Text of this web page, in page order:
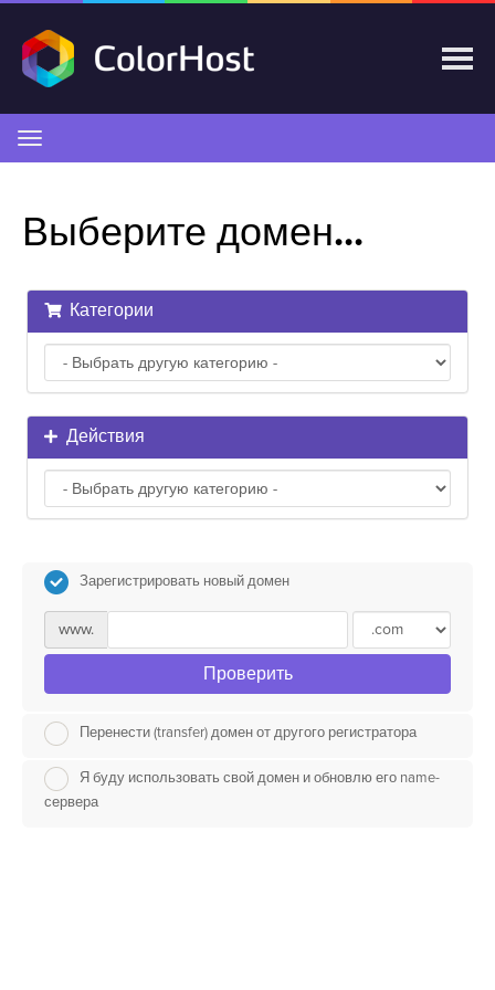
навигацию
Выберите домен...
Категории
Действия
Зарегистрировать новый домен
www.
Проверить
Перенести (transfer) домен от другого регистратора
Я буду использовать свой домен и обновлю его name-
сервера